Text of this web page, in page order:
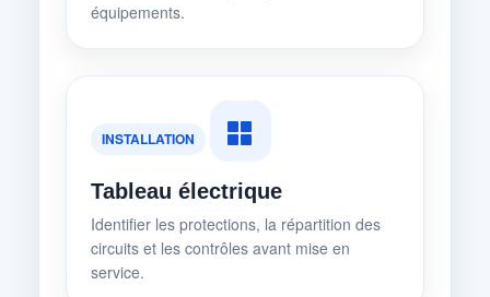
équipements.
INSTALLATION
Tableau électrique
Identifier les protections, la répartition des
circuits et les contrôles avant mise en
service.